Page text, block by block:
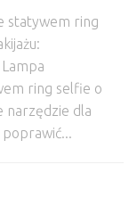
statywem ring
ring selfie o
narzędzie dla